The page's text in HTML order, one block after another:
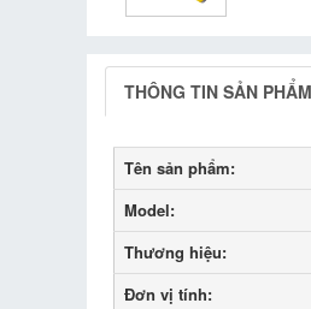
THÔNG TIN SẢN PHẨM
Tên sản phẩm:
Model:
Thương hiệu:
Đơn vị tính: